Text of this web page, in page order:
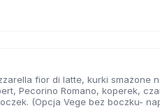
fior di latte, kurki smażone
Pecorino Romano, koperek,
(Opcja Vege bez boczku-